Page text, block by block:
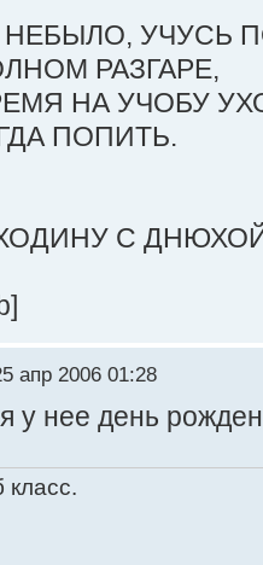
НЕБЫЛО, УЧУСЬ
РАЗГАРЕ,
НА УЧОБУ
ПОПИТЬ.
С
апр 2006 01:28
у нее день
класс.